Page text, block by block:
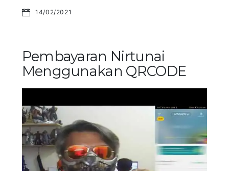
14/02/2021
Pembayaran Nirtunai
Menggunakan QRCODE